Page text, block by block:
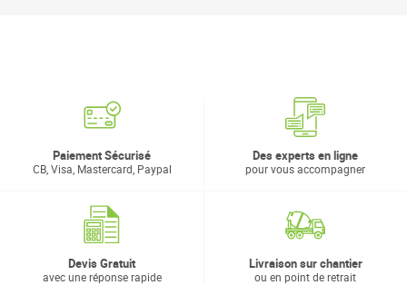
Paiement Sécurisé
CB, Visa, Mastercard, Paypal
Des experts en ligne
pour vous accompagner
Devis Gratuit
avec une réponse rapide
Livraison sur chantier
ou en point de retrait